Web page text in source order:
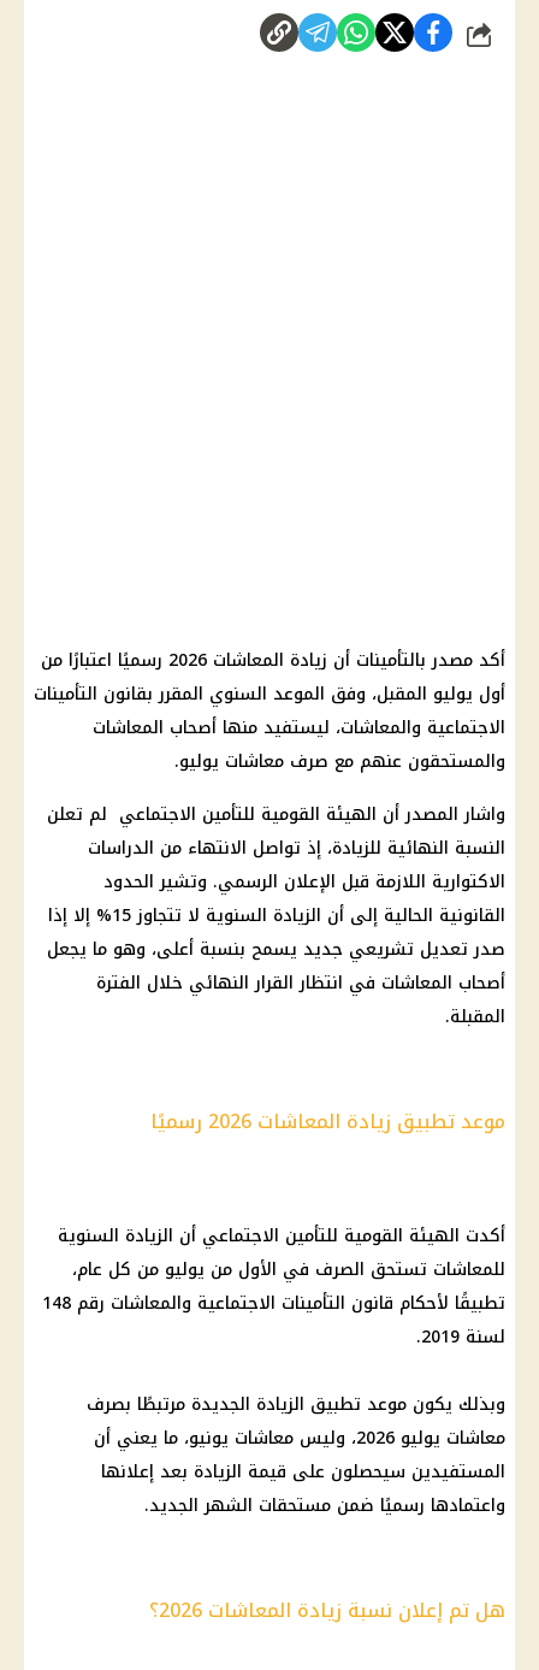
شارك
أكد مصدر بالتأمينات أن زيادة المعاشات 2026 رسميًا اعتبارًا من
أول يوليو المقبل، وفق الموعد السنوي المقرر بقانون التأمينات
الاجتماعية والمعاشات، ليستفيد منها أصحاب المعاشات
والمستحقون عنهم مع صرف معاشات يوليو.
واشار المصدر أن الهيئة القومية للتأمين الاجتماعي لم تعلن
النسبة النهائية للزيادة، إذ تواصل الانتهاء من الدراسات
الاكتوارية اللازمة قبل الإعلان الرسمي. وتشير الحدود
القانونية الحالية إلى أن الزيادة السنوية لا تتجاوز 15% إلا إذا
صدر تعديل تشريعي جديد يسمح بنسبة أعلى، وهو ما يجعل
أصحاب المعاشات في انتظار القرار النهائي خلال الفترة
المقبلة.
موعد تطبيق زيادة المعاشات 2026 رسميًا
أكدت الهيئة القومية للتأمين الاجتماعي أن الزيادة السنوية
للمعاشات تستحق الصرف في الأول من يوليو من كل عام،
تطبيقًا لأحكام قانون التأمينات الاجتماعية والمعاشات رقم 148
لسنة 2019.
وبذلك يكون موعد تطبيق الزيادة الجديدة مرتبطًا بصرف
معاشات يوليو 2026، وليس معاشات يونيو، ما يعني أن
المستفيدين سيحصلون على قيمة الزيادة بعد إعلانها
واعتمادها رسميًا ضمن مستحقات الشهر الجديد.
هل تم إعلان نسبة زيادة المعاشات 2026؟